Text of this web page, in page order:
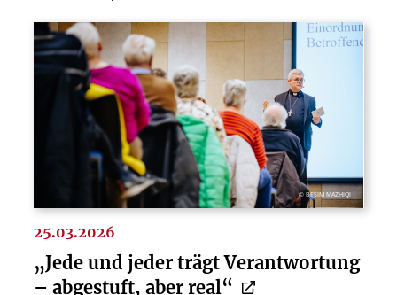
© BESIM MAZHIQI
25.03.2026
„Jede und jeder trägt Verantwortung
– abgestuft, aber real“